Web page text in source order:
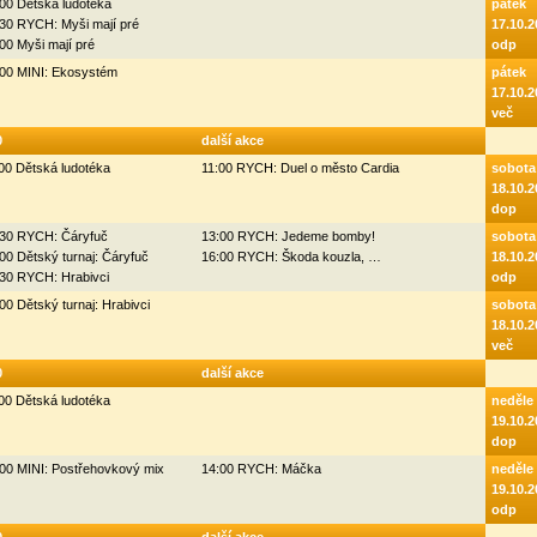
Dětská ludotéka
RYCH: Myši mají pré
Myši mají pré
pátek
odp
MINI: Ekosystém
pátek
več
další akce
Dětská ludotéka 11:00 RYCH: Duel o město Cardia
sobota
dop
RYCH: Čáryfuč
Dětský turnaj: Čáryfuč
RYCH: Hrabivci
13:00 RYCH: Jedeme bomby!
16:00 RYCH: Škoda kouzla, …
sobota
odp
Dětský turnaj: Hrabivci
sobota
več
další akce
Dětská ludotéka
neděle
dop
MINI: Postřehovkový mix 14:00 RYCH: Máčka
neděle
odp